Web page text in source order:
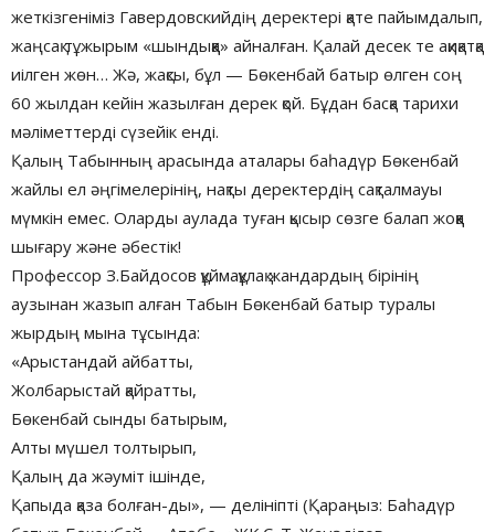
жеткізгеніміз Гавердовскийдің деректері қате пайымдалып,
жаңсақ тұжырым «шындыққа» айналған. Қалай десек те ақиқатқа
иілген жөн… Жә, жақсы, бұл — Бөкенбай батыр өлген соң
60 жылдан кейін жазылған дерек қой. Бұдан басқа тарихи
мәліметтерді сүзейік енді.
Қалың Табынның арасында аталары баһадүр Бөкенбай
жайлы ел әңгімелерінің, нақты деректердің сақталмауы
мүмкін емес. Оларды аулада туған қысыр сөзге балап жоққа
шығару және әбестік!
Профессор З.Байдосов құймақұлақ жандардың бірінің
аузынан жазып алған Табын Бөкенбай батыр туралы
жырдың мына тұсында:
«Арыстандай айбатты,
Жолбарыстай қайратты,
Бөкенбай сынды батырым,
Алты мүшел толтырып,
Қалың да жәуміт ішінде,
Қапыда қаза болған-ды», — делініпті (Қараңыз: Баһадүр